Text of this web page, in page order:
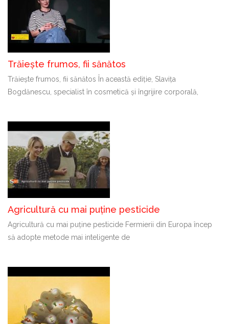
Trăiește frumos, fii sănătos
Trăiește frumos, fii sănătos În această ediție, Slavița
Bogdănescu, specialist în cosmetică și îngrijire corporală,
Agricultură cu mai puține pesticide
Agricultură cu mai puține pesticide Fermierii din Europa încep
să adopte metode mai inteligente de